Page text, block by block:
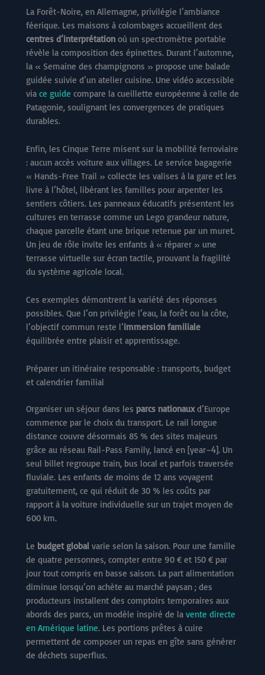
La Forêt-Noire, en Allemagne, privilégie l’ambiance
féerique. Les maisons à colombages accueillent des
centres d’interprétation où un spectromètre portable
révèle la composition des épinettes. Durant l’automne,
la « Semaine des champignons » propose une balade
guidée suivie d’un atelier cuisine. Une vidéo accessible
via ce guide compare la cueillette européenne à celle de
Patagonie, soulignant les convergences de pratiques
durables.
Enfin, les Cinque Terre misent sur la mobilité ferroviaire
: aucun accès voiture aux villages. Le service bagagerie
« Hands-Free Trail » collecte les valises à la gare et les
livre à l’hôtel, libérant les familles pour arpenter les
sentiers côtiers. Les panneaux éducatifs présentent les
cultures en terrasse comme un Lego grandeur nature,
chaque parcelle étant une brique retenue par un muret.
Un jeu de rôle invite les enfants à « réparer » une
terrasse virtuelle sur écran tactile, prouvant la fragilité
du système agricole local.
Ces exemples démontrent la variété des réponses
possibles. Que l’on privilégie l’eau, la forêt ou la côte,
l’objectif commun reste l’immersion familiale
équilibrée entre plaisir et apprentissage.
Préparer un itinéraire responsable : transports, budget
et calendrier familial
Organiser un séjour dans les parcs nationauxd’Europe
commence par le choix du transport. Le rail longue
distance couvre désormais 85 % des sites majeurs
grâce au réseau Rail-Pass Family, lancé en [year–4]. Un
seul billet regroupe train, bus local et parfois traversée
fluviale. Les enfants de moins de 12 ans voyagent
gratuitement, ce qui réduit de 30 % les coûts par
rapport à la voiture individuelle sur un trajet moyen de
600 km.
Le budget global varie selon la saison. Pour une famille
de quatre personnes, compter entre 90 € et 150 € par
jour tout compris en basse saison. La part alimentation
diminue lorsqu’on achète au marché paysan ; des
producteurs installent des comptoirs temporaires aux
abords des parcs, un modèle inspiré de la vente directe
en Amérique latine. Les portions prêtes à cuire
permettent de composer un repas en gîte sans générer
de déchets superflus.